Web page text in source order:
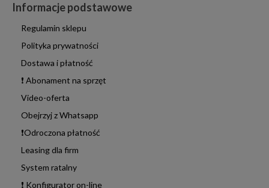
Informacje podstawowe
Regulamin sklepu
Polityka prywatności
Dostawa i płatność
❗ Abonament na sprzęt
Video-oferta
Obejrzyj z Whatsapp
❗Odroczona płatność
Leasing dla firm
System ratalny
❗ Konfigurator on-line